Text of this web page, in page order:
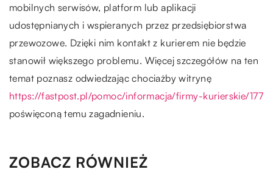
mobilnych serwisów, platform lub aplikacji
udostępnianych i wspieranych przez przedsiębiorstwa
przewozowe. Dzięki nim kontakt z kurierem nie będzie
stanowił większego problemu. Więcej szczegółów na ten
temat poznasz odwiedzając chociażby witrynę
https://fastpost.pl/pomoc/informacja/firmy-kurierskie/177
poświęconą temu zagadnieniu.
ZOBACZ RÓWNIEŻ